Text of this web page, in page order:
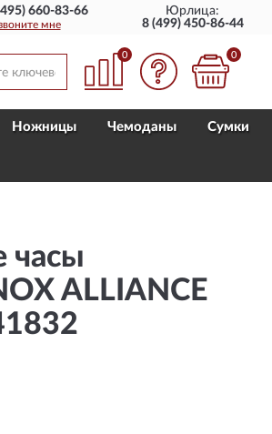
660-83-66
мне
Юрлица:
8 (499) 450-86-44
0 0
Ножницы Чемоданы Сумки
часы
ALLIANCE